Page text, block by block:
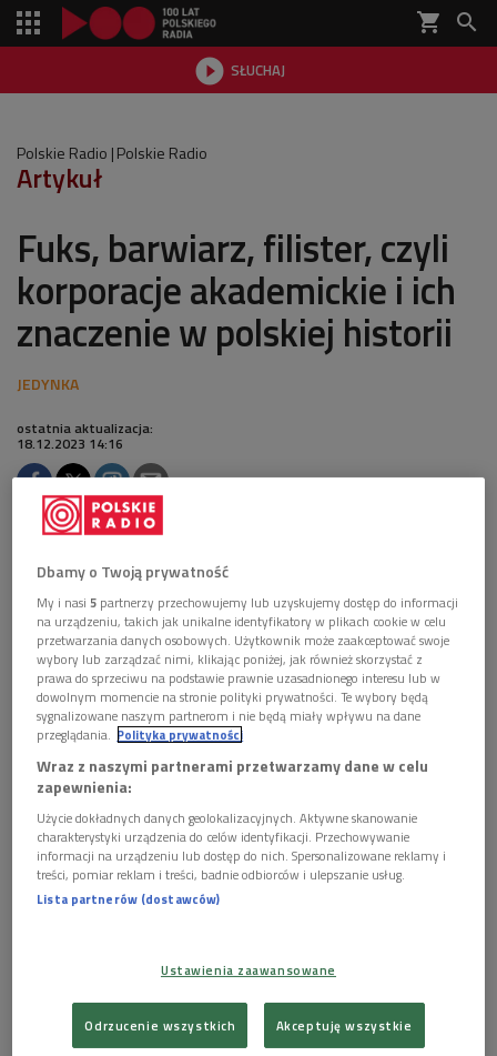
shopping_cart 
 SŁUCHAJ

Polskie Radio Polskie Radio
Artykuł
Fuks, barwiarz, filister, czyli
korporacje akademickie i ich
znaczenie w polskiej historii
ostatnia aktualizacja:
18.12.2023 14:16
Google News
Fuks, barwiarz, filister: generałowie: Władysław
Anders, Władysław Sikorski, admirał Józef Unrug to
niektórzy z nich. Członkowie polskich korporacji
akademickich.
Generał Władysław Anders ze swoją żoną Ireną (z prawej) i córką Anną Marią
na kilka tygodni przed śmiercią Foto: nac.gov.pl
Dbamy o Twoją prywatność
My i nasi5 partnerzy przechowujemy lub uzyskujemy dostęp do informacji
na urządzeniu, takich jak unikalne identyfikatory w plikach cookie w celu
przetwarzania danych osobowych. Użytkownik może zaakceptować swoje
wybory lub zarządzać nimi, klikając poniżej, jak również skorzystać z
prawa do sprzeciwu na podstawie prawnie uzasadnionego interesu lub w
dowolnym momencie na stronie polityki prywatności. Te wybory będą
sygnalizowane naszym partnerom i nie będą miały wpływu na dane
przeglądania. Polityka prywatności
Wraz z naszymi partnerami przetwarzamy dane w celu
zapewnienia:
Użycie dokładnych danych geolokalizacyjnych. Aktywne skanowanie
charakterystyki urządzenia do celów identyfikacji. Przechowywanie
informacji na urządzeniu lub dostęp do nich. Spersonalizowane reklamy i
treści, pomiar reklam i treści, badnie odbiorców i ulepszanie usług.
Lista partnerów (dostawców)
Ustawienia zaawansowane
Odrzucenie wszystkich Akceptuję wszystkie